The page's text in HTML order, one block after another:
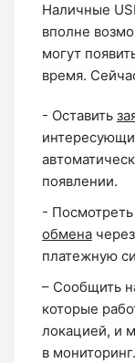
Наличные
вполне
могут
время.
- Оставить
появлении.
-
обмена
платежную
– Сообщить
которые
локацией, и
в мониторинг.